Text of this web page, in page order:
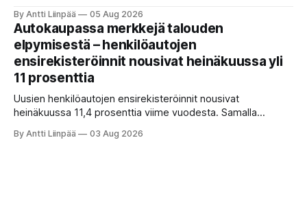
16 900 €. Perkaamme auton taustat, varusteet, ajo-
ominaisuudet sekä tyypilliset sudenkuopat hyötyajoneuvoa
etsivälle.
By Antti Liinpää 05 Aug 2026
Autokaupassa merkkejä talouden
elpymisestä – henkilöautojen
ensirekisteröinnit nousivat heinäkuussa yli
11 prosenttia
Uusien henkilöautojen ensirekisteröinnit nousivat
heinäkuussa 11,4 prosenttia viime vuodesta. Samalla
alkuvuonna rekisteröidyistä henkilöautoista oli
By Antti Liinpää 03 Aug 2026